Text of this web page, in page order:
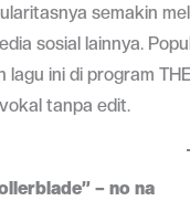
semakin
sosial lainnya.
lagu ini di program
tanpa edit.
– no na